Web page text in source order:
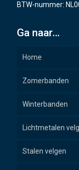
BTW-nummer:
Ga naar…
Home
Zomerbanden
Winterbanden
Lichtmetalen
Stalen velgen